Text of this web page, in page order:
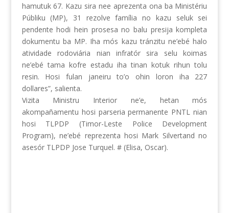
hamutuk 67. Kazu sira nee aprezenta ona ba Ministériu
Públiku (MP), 31 rezolve família no kazu seluk sei
pendente hodi hein prosesa no balu presija kompleta
dokumentu ba MP. Iha mós kazu tránzitu ne’ebé halo
atividade rodoviária nian infratór sira selu koimas
ne’ebé tama kofre estadu iha tinan kotuk rihun tolu
resin. Hosi fulan janeiru to’o ohin loron iha 227
dollares”, salienta.
Vizita Ministru Interior ne’e, hetan mós
akompañamentu hosi parseria permanente PNTL nian
hosi TLPDP (Timor-Leste Police Development
Program), ne’ebé reprezenta hosi Mark Silvertand no
asesór TLPDP Jose Turquel. # (Elisa, Oscar).